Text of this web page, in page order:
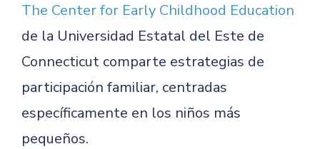
The Center for Early Childhood Education
de la Universidad Estatal del Este de
Connecticut comparte estrategias de
participación familiar, centradas
específicamente en los niños más
pequeños.